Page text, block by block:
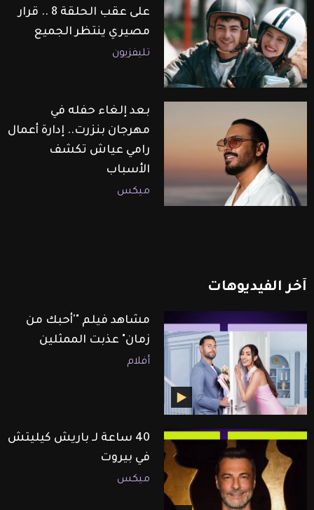
على عقب الحلقة 8 .. قرار
مصيري ينتظر الجميع
تليفزيون
بعد إلغاء حفله في
مهرجان بنزرت.. إدارة أعمال
رامي عياش تكشف
الأسباب
ميكس
آخر الفيديوهات
مشاهد فيلم "'أحبك من
زمان" عذبت الممثلين
أفلام
40 ساعة لـ باريش كيليتش
في بيروت
ميكس